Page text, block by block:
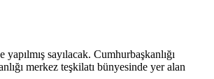
sayılacak. Cumhurbaşkanlığı
merkez teşkilatı bünyesinde yer alan